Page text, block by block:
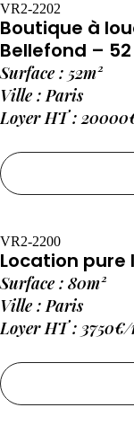
VR2-2202
Boutique à
Bellefond – 52
Surface : 52m²
Ville : Paris
Loyer HT :
VR2-2200
Location pure
Surface : 80m²
Ville : Paris
Loyer HT :